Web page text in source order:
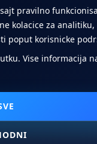
pravilno
kolacice za analitiku,
poput korisnicke
Vise informacija